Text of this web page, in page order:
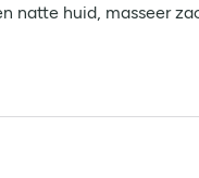
natte huid, masseer